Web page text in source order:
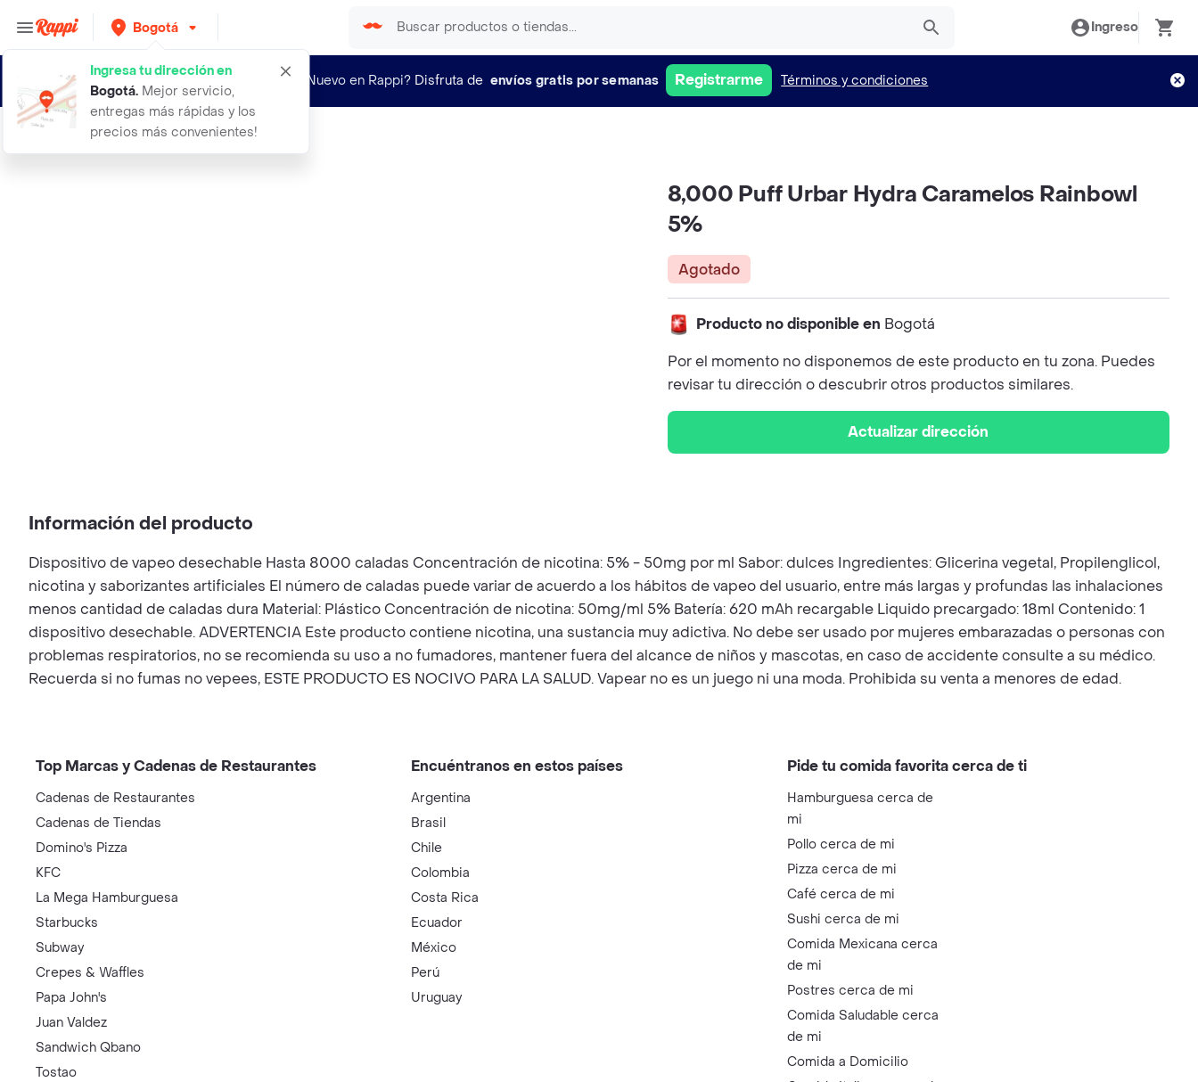
Bogotá
Ingresa tu dirección en
Bogotá. Mejor servicio,
entregas más rápidas y los
precios más convenientes!
Ingreso
¿Nuevo en Rappi? Disfruta de envíos gratis por semanas Registrarme Términos y condiciones
8000 puff urbar hydra caramelos rai
8,000 Puff Urbar Hydra Caramelos Rainbowl
5%
Agotado
Producto no disponible en Bogotá
Por el momento no disponemos de este producto en tu zona. Puedes
revisar tu dirección o descubrir otros productos similares.
Actualizar dirección
Información del producto
Dispositivo de vapeo desechable Hasta 8000 caladas Concentración de nicotina: 5% - 50mg por ml Sabor: dulces Ingredientes: Glicerina vegetal, Propilenglicol,
nicotina y saborizantes artificiales El número de caladas puede variar de acuerdo a los hábitos de vapeo del usuario, entre más largas y profundas las inhalaciones
menos cantidad de caladas dura Material: Plástico Concentración de nicotina: 50mg/ml 5% Batería: 620 mAh recargable Liquido precargado: 18ml Contenido: 1
dispositivo desechable. ADVERTENCIA Este producto contiene nicotina, una sustancia muy adictiva. No debe ser usado por mujeres embarazadas o personas con
problemas respiratorios, no se recomienda su uso a no fumadores, mantener fuera del alcance de niños y mascotas, en caso de accidente consulte a su médico.
Recuerda si no fumas no vepees, ESTE PRODUCTO ES NOCIVO PARA LA SALUD. Vapear no es un juego ni una moda. Prohibida su venta a menores de edad.
Top Marcas y Cadenas de Restaurantes
Cadenas de Restaurantes
Cadenas de Tiendas
Domino's Pizza
KFC
La Mega Hamburguesa
Starbucks
Subway
Crepes & Waffles
Papa John's
Juan Valdez
Sandwich Qbano
Tostao
Encuéntranos en estos países
Argentina
Brasil
Chile
Colombia
Costa Rica
Ecuador
México
Perú
Uruguay
Pide tu comida favorita cerca de ti
Hamburguesa cerca de
mi
Pollo cerca de mi
Pizza cerca de mi
Café cerca de mi
Sushi cerca de mi
Comida Mexicana cerca
de mi
Postres cerca de mi
Comida Saludable cerca
de mi
Comida a Domicilio